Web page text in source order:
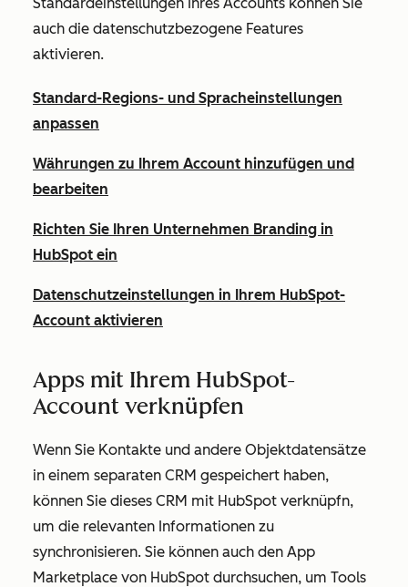
auch die datenschutzbezogene Features
aktivieren.
Standard-Regions- und Spracheinstellungen
anpassen
Währungen zu Ihrem Account hinzufügen und
bearbeiten
Richten Sie Ihren Unternehmen Branding in
HubSpot ein
Datenschutzeinstellungen in Ihrem HubSpot-
Account aktivieren
Apps mit Ihrem HubSpot-
Account verknüpfen
Wenn Sie Kontakte und andere Objektdatensätze
in einem separaten CRM gespeichert haben,
können Sie dieses CRM mit HubSpot verknüpfn,
um die relevanten Informationen zu
synchronisieren. Sie können auch den App
Marketplace von HubSpot durchsuchen, um Tools